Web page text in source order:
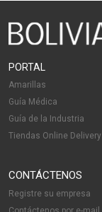
PORTAL
Amarillas
Guía Médica
Guía de la Industria
Tiendas Online Delivery
CONTÁCTENOS
Registre su empresa